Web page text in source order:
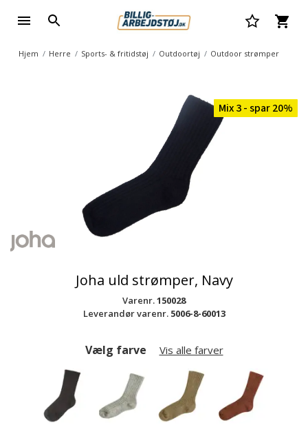
Hjem Herre Sports- & fritidstøj Outdoortøj Outdoor strømper
Mix 3 - spar 20%
Joha uld strømper, Navy
Varenr.150028
Leverandør varenr. 5006-8-60013
Vælg farve Vis alle farver